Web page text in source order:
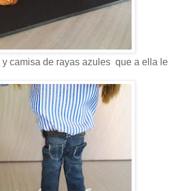
y camisa de rayas azules que a ella le